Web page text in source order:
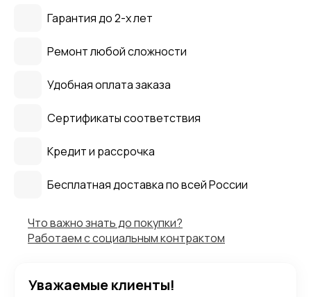
Гарантия до 2-х лет
Ремонт любой сложности
Удобная оплата заказа
Сертификаты соответствия
Кредит и рассрочка
Бесплатная доставка по всей России
Что важно знать до покупки?
Работаем с социальным контрактом
Уважаемые клиенты!